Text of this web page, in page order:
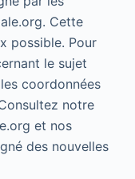
Cette
possible. Pour
le sujet
coordonnées
notre
et nos
des nouvelles